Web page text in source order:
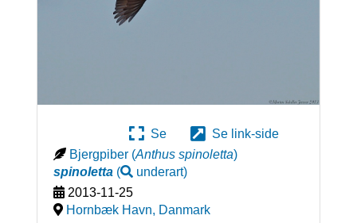
Se
Se link-side
Bjergpiber (Anthus spinoletta)
spinoletta( underart)
2013-11-25
Hornbæk Havn, Danmark